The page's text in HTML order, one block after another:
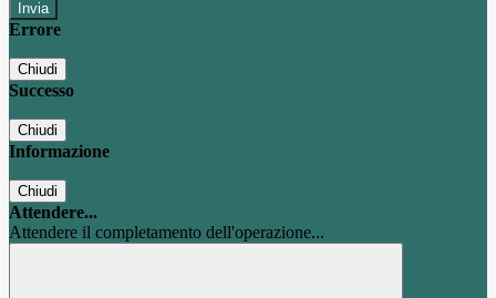
Errore
Chiudi
Successo
Chiudi
Informazione
Chiudi
Attendere...
Attendere il completamento dell'operazione...